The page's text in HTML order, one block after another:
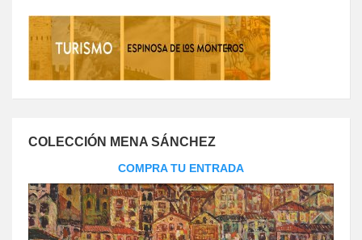
COLECCIÓN MENA SÁNCHEZ
COMPRA TU ENTRADA